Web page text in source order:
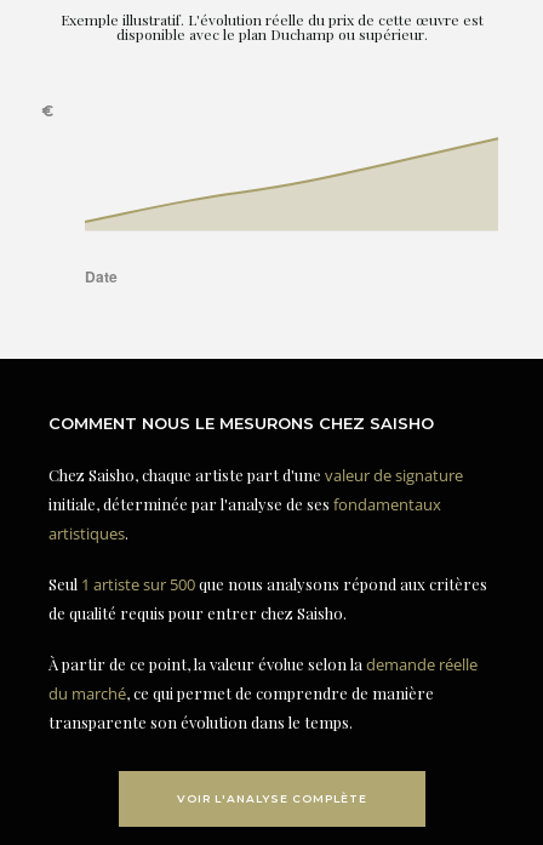
Exemple illustratif. L'évolution réelle du prix de cette œuvre est
disponible avec le plan Duchamp ou supérieur.
COMMENT NOUS LE MESURONS CHEZ SAISHO
Chez Saisho, chaque artiste part d'une valeur de signature
initiale, déterminée par l'analyse de ses fondamentaux
artistiques.
Seul 1 artiste sur 500que nous analysons répond aux critères
de qualité requis pour entrer chez Saisho.
À partir de ce point, la valeur évolue selon la demande réelle
du marché, ce qui permet de comprendre de manière
transparente son évolution dans le temps.
VOIR L'ANALYSE COMPLÈTE